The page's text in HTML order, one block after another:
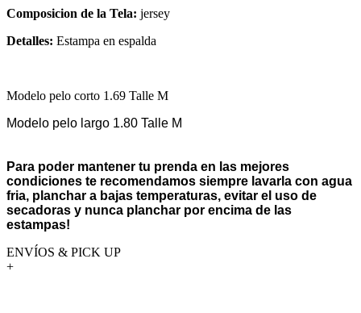
Composicion de la Tela: jersey
Detalles: Estampa en espalda
Modelo pelo corto 1.69 Talle M
Modelo pelo largo 1.80 Talle M
Para poder mantener tu prenda en las mejores
condiciones te recomendamos siempre lavarla con agua
fria, planchar a bajas temperaturas, evitar el uso de
secadoras y nunca planchar por encima de las
estampas!
ENVÍOS & PICK UP
+